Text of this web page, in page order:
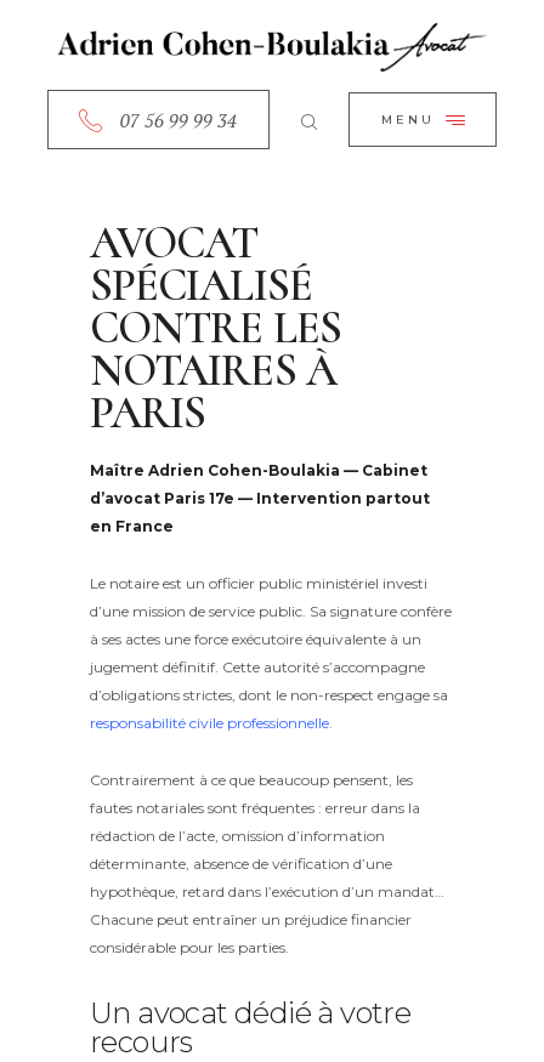
07 56 99 99 34 MENU
CLOSE
ACCUEIL
SERVICES
CONTACT
AVOCAT
SPÉCIALISÉ
CONTRE LES
NOTAIRES À
PARIS
Maître Adrien Cohen-Boulakia — Cabinet
d’avocat Paris 17e — Intervention partout
en France
Le notaire est un officier public ministériel investi
d’une mission de service public. Sa signature confère
à ses actes une force exécutoire équivalente à un
jugement définitif. Cette autorité s’accompagne
d’obligations strictes, dont le non-respect engage sa
responsabilité civile professionnelle.
Contrairement à ce que beaucoup pensent, les
fautes notariales sont fréquentes : erreur dans la
rédaction de l’acte, omission d’information
déterminante, absence de vérification d’une
hypothèque, retard dans l’exécution d’un mandat…
Chacune peut entraîner un préjudice financier
considérable pour les parties.
Un avocat dédié à votre
recours